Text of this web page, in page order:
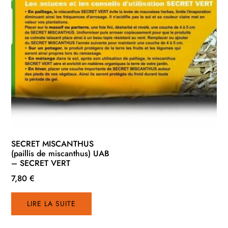
SECRET MISCANTHUS
(paillis de miscanthus) UAB
– SECRET VERT
7,80€
LIRE LA SUITE